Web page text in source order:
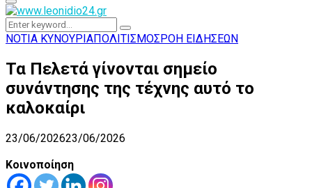
Primary
Menu
Search
for:
Search
ΝΟΤΙΑ ΚΥΝΟΥΡΙΑΠΟΛΙΤΙΣΜΟΣ ΡΟΗ ΕΙΔΗΣΕΩΝ
Τα Πελετά γίνονται σημείο
συνάντησης της τέχνης αυτό το
καλοκαίρι
23/06/202623/06/2026
Κοινοποίηση